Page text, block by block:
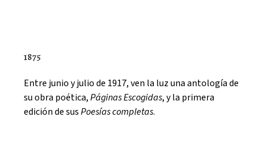
1875
Entre junio y julio de 1917, ven la luz una antología de
su obra poética,Páginas Escogidas, y la primera
edición de susPoesías completas.